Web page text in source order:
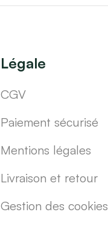
Légale
CGV
Paiement sécurisé
Mentions légales
Livraison et retour
Gestion des cookies